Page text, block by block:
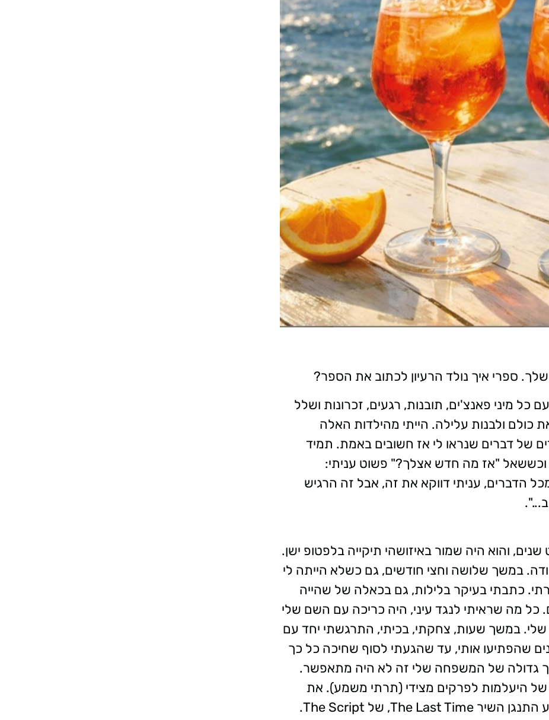
ספרי איך נולד הרעיון לכתוב את הספר?
מיני פאנצ'ים, תובנות, רגעים, זכרונות ושלל
ולבנות עלילה. הייתי מהילדות האלה
של דברים שנראו לי אז חשובים באמת. תמיד
וכששאל "אז מה חדש אצלך?" פשוט עניתי:
הדברים, עניתי דווקא את זה, אבל זה הרגיש
והוא היה שמור באיזושהי תיקייה בלפטופ ישן.
במשך שלושה וחצי חודשים, גם כשלא הייתה לי
כתבתי בעיקר בלילות, גם בכאלה של שהייה
מה שראיתי לנגד עיני, היה כריכה עם השם שלי
במשך שעות, צחקתי, בכיתי, התרגשתי יחד עם
שהפתיעו אותי, עד שהגעתי לסוף שחיכה כל כך
גדולה של המשפחה שלי זה לא היה מתאפשר.
של היעלמות לפרקים מצידי (תרתי משמע). את
משפט הסיום של הספר, כתבתי כשברקע התנגן השיר The Last Time, של The Script.